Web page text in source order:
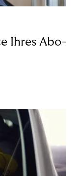
Ihres Abo-